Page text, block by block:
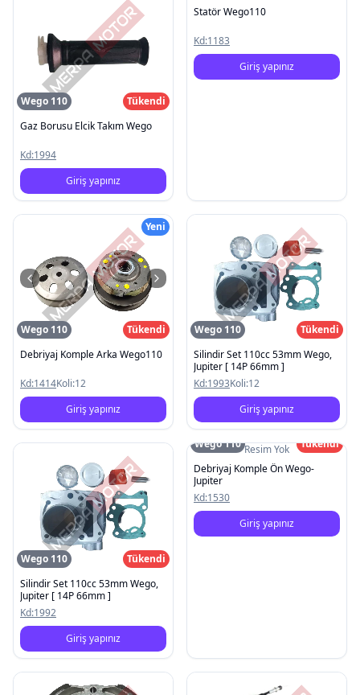
Wego 110
Tükendi
Gaz Borusu Elcik Takım Wego
Kd:1994
Giriş yapınız
Statör Wego110
Kd:1183
Giriş yapınız
Yeni
Wego 110
Tükendi
Debriyaj Komple Arka Wego110
Kd:1414Koli:12
Giriş yapınız
Wego 110
Tükendi
Silindir Set 110cc 53mm Wego,
Jupiter [ 14P 66mm ]
Kd:1993Koli:12
Giriş yapınız
Wego 110
Tükendi
Silindir Set 110cc 53mm Wego,
Jupiter [ 14P 66mm ]
Kd:1992
Giriş yapınız
Resim Yok
Wego 110
Tükendi
Debriyaj Komple Ön Wego-
Jupiter
Kd:1530
Giriş yapınız